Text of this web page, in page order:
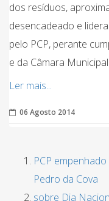
dos resíduos,
desencadeado e
pelo PCP, perante
e da Câmara
Ler mais...
06 Agosto 2014
PCP
Pedro da Cova
sobre Dia